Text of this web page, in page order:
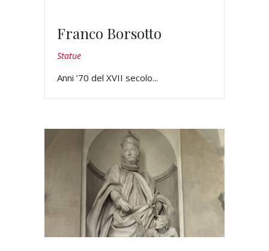
Franco Borsotto
Statue
Anni ’70 del XVII secolo...